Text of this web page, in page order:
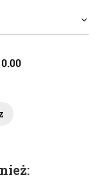
0.00